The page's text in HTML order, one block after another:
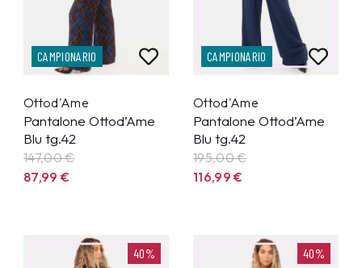
CAMPIONARIO
Ottod'Ame
Pantalone Ottod’Ame
Blu tg.42
147,00 €
87,99€
CAMPIONARIO
Ottod'Ame
Pantalone Ottod’Ame
Blu tg.42
195,00 €
116,99€
40% 40%